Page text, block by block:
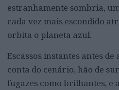
estranhamente sombria,
cada vez mais escondido
orbita o planeta azul.
Escassos instantes antes
conta do cenário, hão de
fugazes como brilhantes, e